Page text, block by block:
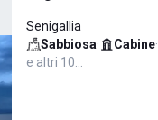
Senigallia
Sabbiosa· Cabine·
e altri 10…